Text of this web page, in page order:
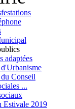
adaptées
Conseil
...
Estivale 2019